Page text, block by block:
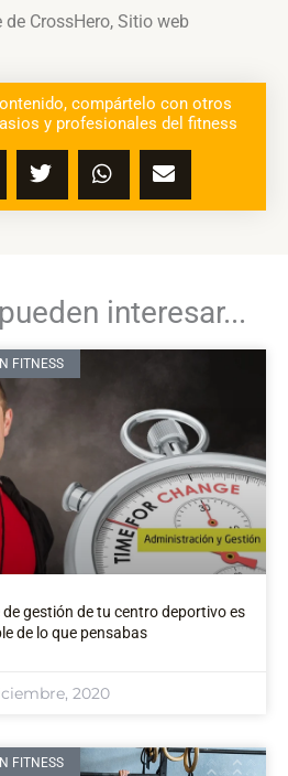
de CrossHero, Sitio web
compártelo con otros
y profesionales del fitness
interesar...
FITNESS
gestión de tu centro deportivo es
de lo que pensabas
2020
FITNESS